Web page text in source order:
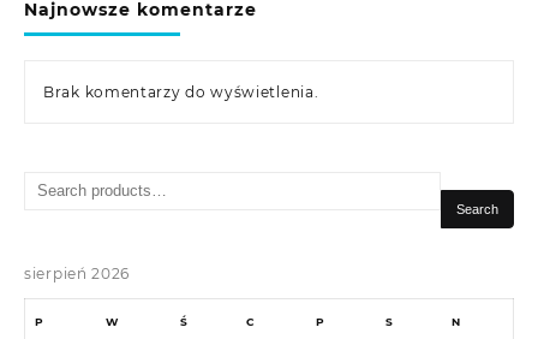
Najnowsze komentarze
Brak komentarzy do wyświetlenia.
Search
Search
sierpień 2026
P W Ś C P S N